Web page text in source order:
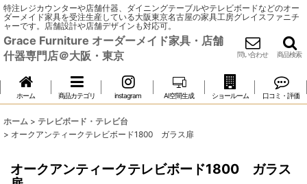
特注レジカウンターや店舗什器、ダイニングテーブルやテレビボードなどのオー
ダーメイド家具を受注生産している大阪東京名古屋の家具工房グレイスファニチ
ャーです。店舗設計や店舗デザインも対応可。
Grace Furniture オーダーメイド家具・店舗
什器専門店＠大阪・東京
問い合わせ 商品検索
ホーム 商品カテゴリ instagram AI空間生成 ショールーム 口コミ・評価
ホーム > テレビボード・テレビ台
> オークアンティークテレビボード1800 ガラス扉
オークアンティークテレビボード1800 ガラス